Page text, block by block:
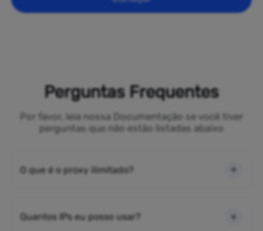
Perguntas Frequentes
Por favor, leia nossa Documentação se você tiver
perguntas que não estão listadas abaixo
O que é o proxy ilimitado?
Quantos IPs eu posso usar?